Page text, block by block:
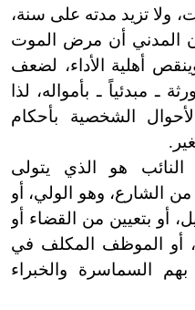
ولا تزيد مدته على سنة،
المدني أن مرض الموت
أهلية الأداء، لضعف
ـ مبدئياً ـ بأمواله، لذا
الشخصية بأحكام
النائب هو الذي يتولى
الشارع، وهو الولي، أو
أو بتعيين من القضاء أو
أو الموظف المكلف في
بهم السماسرة والخبراء